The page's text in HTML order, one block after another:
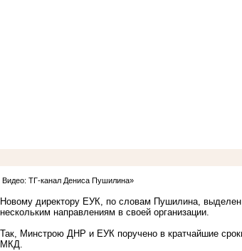
Видео: ТГ-канал Дениса Пушилина»
Новому директору ЕУК, по словам Пушилина, выделен
нескольким направлениям в своей организации.
Так, Минстрою ДНР и ЕУК поручено в кратчайшие
МКД.